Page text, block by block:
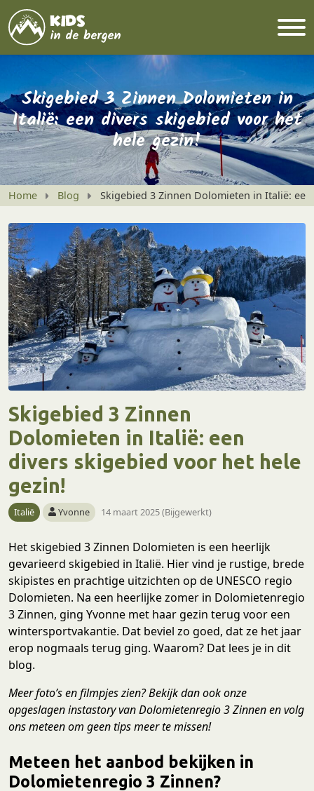
Skigebied 3 Zinnen Dolomieten in
Italië: een divers skigebied voor het
hele gezin!
Home Blog Skigebied 3 Zinnen Dolomieten in Italië:
Skigebied 3 Zinnen
Dolomieten in Italië: een
divers skigebied voor het hele
gezin!
Italië Yvonne 14 maart 2025 (Bijgewerkt)
Het skigebied 3 Zinnen Dolomieten is een heerlijk
gevarieerd skigebied in Italië. Hier vind je rustige, brede
skipistes en prachtige uitzichten op de UNESCO regio
Dolomieten. Na een heerlijke zomer in Dolomietenregio
3 Zinnen, ging Yvonne met haar gezin terug voor een
wintersportvakantie. Dat beviel zo goed, dat ze het jaar
erop nogmaals terug ging. Waarom? Dat lees je in dit
blog.
Meer foto’s en filmpjes zien? Bekijk dan ook onze
opgeslagen instastory van Dolomietenregio 3 Zinnen en volg
ons meteen om geen tips meer te missen!
Meteen het aanbod bekijken in
Dolomietenregio 3 Zinnen?